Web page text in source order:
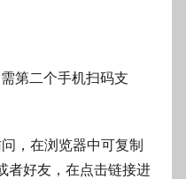
第二个手机扫码支
，在浏览器中可复制
者好友，在点击链接进